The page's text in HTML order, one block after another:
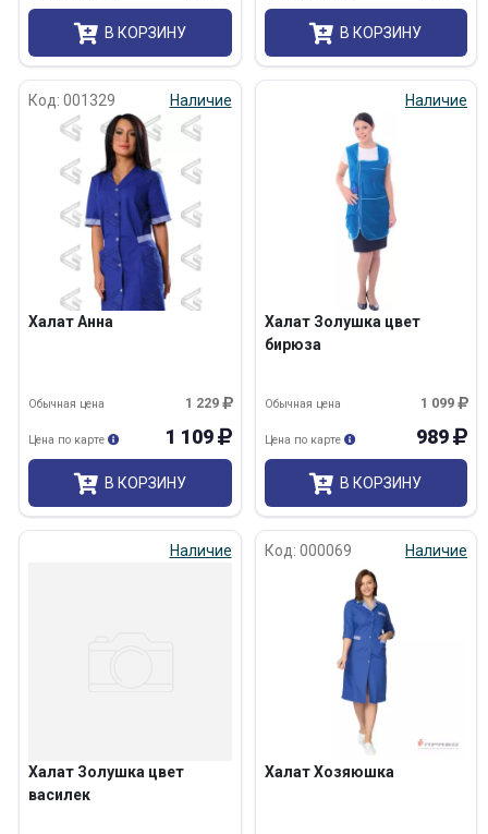
В КОРЗИНУ В КОРЗИНУ
Код: 001329 Наличие
Халат Анна
1 229
Обычная цена
1 109
Цена по карте
В КОРЗИНУ
Наличие
Халат Золушка цвет
бирюза
1 099
Обычная цена
989
Цена по карте
В КОРЗИНУ
Наличие
Халат Золушка цвет
василек
Код: 000069 Наличие
Халат Хозяюшка